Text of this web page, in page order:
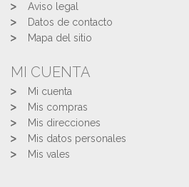
Aviso legal
Datos de contacto
Mapa del sitio
MI CUENTA
Mi cuenta
Mis compras
Mis direcciones
Mis datos personales
Mis vales